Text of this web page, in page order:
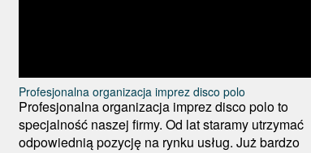
Profesjonalna organizacja imprez disco polo
Profesjonalna organizacja imprez disco polo to
specjalność naszej firmy. Od lat staramy utrzymać
odpowiednią pozycję na rynku usług. Już bardzo